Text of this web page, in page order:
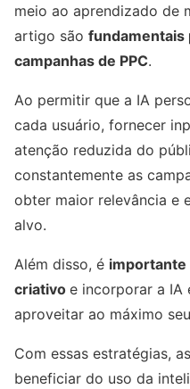
meio ao aprendizado de
artigo são fundamentais
campanhas de PPC.
Ao permitir que a IA
cada usuário, fornecer
atenção reduzida do
constantemente as
obter maior relevância e
alvo.
Além disso, é
criativo e incorporar a IA
aproveitar ao máximo
Com essas estratégias,
beneficiar do uso da